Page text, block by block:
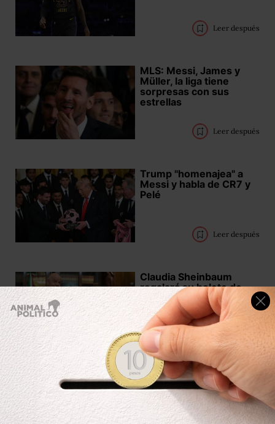
Leer después
MLS: Messi, James y
Müller, la liga tiene
sorpresas con sus
estrellas
Leer después
Trump "homenajea" a
Messi y habla de CR7 y
Pelé
Leer después
Claudia Sheinbaum
regalará su boleto de
inauguración del
Mundial 2026 mediante
concurso de dominadas